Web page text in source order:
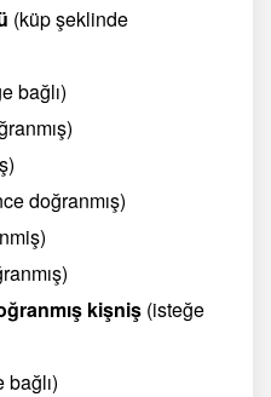
(küp şeklinde
bağlı)
doğranmış)
kişniş (isteğe
bağlı)